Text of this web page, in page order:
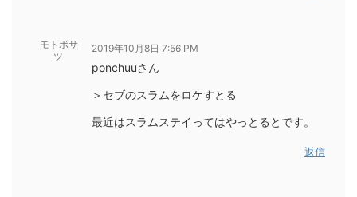
モトボサ
ツ
2019年10月8日 7:56 PM
ponchuuさん
＞セブのスラムをロケすとる
最近はスラムステイってはやっとるとです。
返信